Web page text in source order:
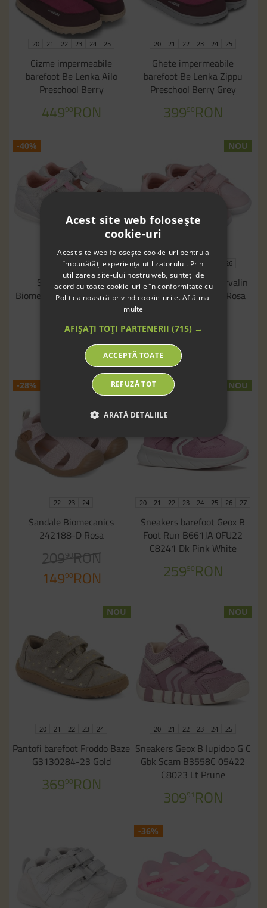
20 21 22 23 24 25
Cizme impermeabile
barefoot Be Lenka Ailo
Preschool Berry
44990RON
20 21 22 23 24 25
Ghete impermeabile
barefoot Be Lenka Zippu
Preschool Berry Grey
39990RON
-40%
24
Sandale barefoot
Biomecanics 262194-B050
24990RON
RON
NOU
19 20 21 24 26
Sneakers barefoot Garvalin
252347-A032 Pique Rosa
-28%
22 23 24
Sandale Biomecanics
242188-D Rosa
209 90RON
14990RON
NOU
20 21 22 23 24 25 26 27
Sneakers barefoot Geox B
Foot Run B661JA 0FU22
C8241 Dk Pink White
25990RON
NOU
20 21 22 23 24
Pantofi barefoot Froddo Baze
G3130284-23 Gold
36990RON
NOU
20 21 22 23 24 25
Sneakers Geox B Iupidoo G C
Gbk Scam B3558C 05422
C8023 Lt Prune
30991RON
-36%
Acest site web folosește
cookie-uri
Acest site web folosește cookie-uri pentru a
îmbunătăți experiența utilizatorului. Prin
utilizarea site-ului nostru web, sunteți de
acord cu toate cookie-urile în conformitate cu
Politica noastră privind cookie-urile.Află mai
multe
AFIȘAȚI TOȚI PARTENERII (715) →
ACCEPTĂ TOATE
REFUZĂ TOT
ARATĂ DETALIILE